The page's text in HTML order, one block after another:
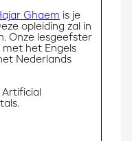
Ghaem is je
opleiding zal in
Onze lesgeefster
het Engels
Nederlands